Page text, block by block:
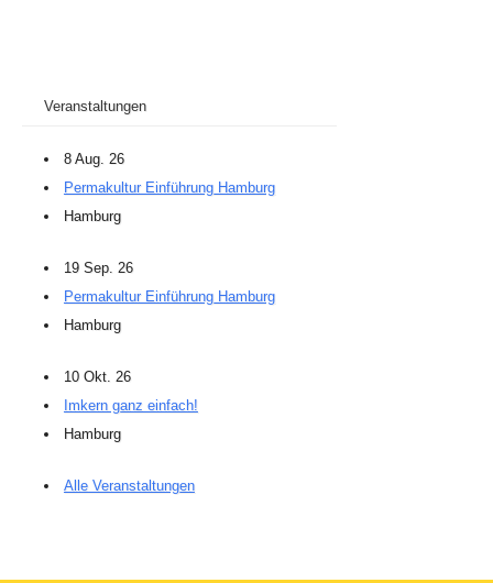
Veranstaltungen
8 Aug. 26
Permakultur Einführung Hamburg
Hamburg
19 Sep. 26
Permakultur Einführung Hamburg
Hamburg
10 Okt. 26
Imkern ganz einfach!
Hamburg
Alle Veranstaltungen